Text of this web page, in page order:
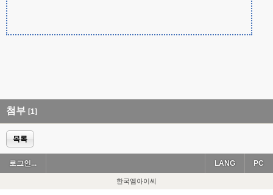
첨부 [1]
목록
로그인... PC
LANG
한국엠아이씨